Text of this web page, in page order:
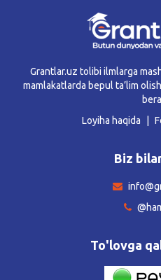
Grantlar.uz tolibi ilmlarga
mamlakatlarda bepul ta’lim
Loyiha haqida
Biz
To'lovga